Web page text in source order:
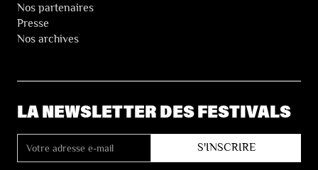
Nos partenaires
Presse
Nos archives
LA NEWSLETTER DES FESTIVALS